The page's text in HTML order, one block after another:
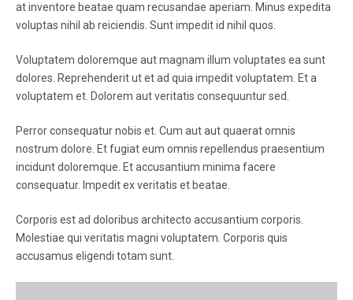
at inventore beatae quam recusandae aperiam. Minus expedita
voluptas nihil ab reiciendis. Sunt impedit id nihil quos.
Voluptatem doloremque aut magnam illum voluptates ea sunt
dolores. Reprehenderit ut et ad quia impedit voluptatem. Et a
voluptatem et. Dolorem aut veritatis consequuntur sed.
Perror consequatur nobis et. Cum aut aut quaerat omnis
nostrum dolore. Et fugiat eum omnis repellendus praesentium
incidunt doloremque. Et accusantium minima facere
consequatur. Impedit ex veritatis et beatae.
Corporis est ad doloribus architecto accusantium corporis.
Molestiae qui veritatis magni voluptatem. Corporis quis
accusamus eligendi totam sunt.